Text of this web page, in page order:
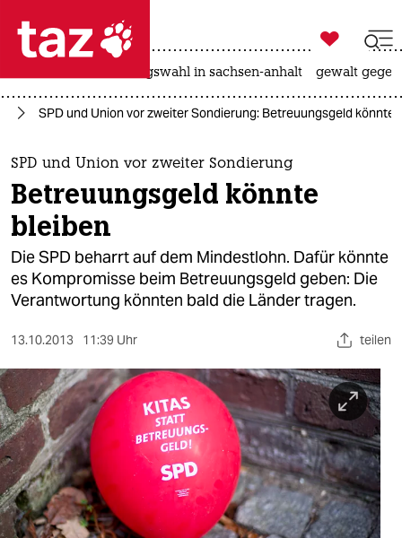
 taz zahl ich
taz zahl ich
themen
politik
öko
gesellschaft
sport
berlin
nord
wahrheit
verlag

taz zahl ich
landtagswahl in sachsen-anhalt gewalt
SPD und Union vor zweiter Sondierung: Betreuungsgeld könnte
SPD und Union vor zweiter Sondierung
Betreuungsgeld könnte
bleiben
Die SPD beharrt auf dem Mindestlohn. Dafür könnte
es Kompromisse beim Betreuungsgeld geben: Die
Verantwortung könnten bald die Länder tragen.
13.10.2013 11:39 Uhr teilen